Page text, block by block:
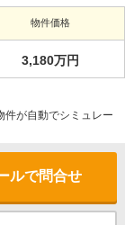
物件価格
3,180万円
件が自動でシミュレー
ルで問合せ